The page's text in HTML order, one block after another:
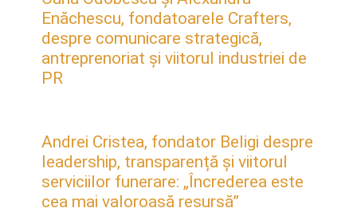
Enăchescu, fondatoarele Crafters,
despre comunicare strategică,
antreprenoriat și viitorul industriei de
PR
Andrei Cristea, fondator Beligi despre
leadership, transparență și viitorul
serviciilor funerare: „Încrederea este
cea mai valoroasă resursă”